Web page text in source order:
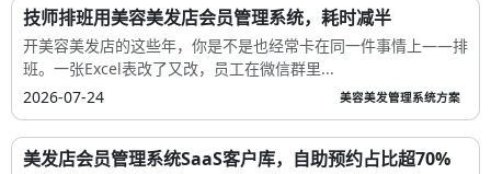
技师排班用美容美发店会员管理系统，耗时减半
开美容美发店的这些年，你是不是也经常卡在同一件事情上——排
班。一张Excel表改了又改，员工在微信群里...
2026-07-24
美容美发管理系统方案
美发店会员管理系统SaaS客户库，自助预约占比超70%